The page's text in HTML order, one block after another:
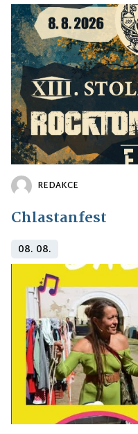
REDAKCE
Chlastanfest
08. 08.